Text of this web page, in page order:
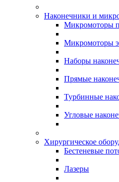
Наконечники и
Микромоторы
Микромоторы
Наборы
Прямые
Турбинные
Угловые
Хирургическое
Бестеневые
Лазеры